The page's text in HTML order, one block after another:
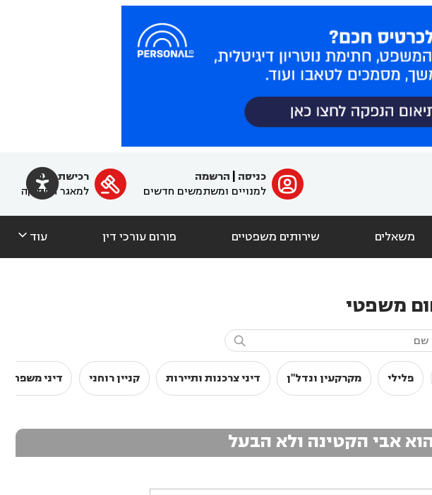
 ﱐ כניסה
הרשמה
למנויים ומשתמשים חדשים

רכישת מנוי
למאגר הפסיקה
משאלים שירותים משפטיים פורום עורכי דין עוד 
משפטי

פלילי מקרקעין ונדל"ן דיני צרכנות ותיירות קניין רוחני דיני משפחה
אבי הקטינה ולא הבעל